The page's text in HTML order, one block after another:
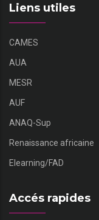
Liens utiles
CAMES
AUA
MESR
AUF
ANAQ-Sup
Renaissance africaine
Elearning/FAD
Accés rapides